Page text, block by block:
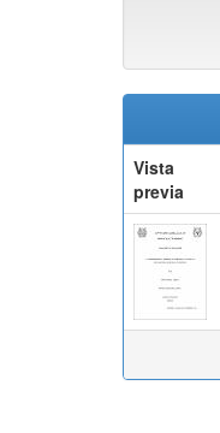
Vista
previa